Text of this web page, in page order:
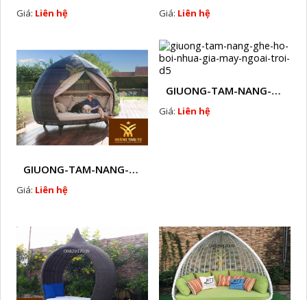
Giá: Liên hệ Giá: Liên hệ
GIUONG-TAM-NANG-GHE-HO-BOI-NHUA-GIA-MAY-NGOAI-TROI-D4
Giá: Liên hệ
GIUONG-TAM-NANG-GHE-HO-BOI-NHUA-GIA-MAY-NGOAI-TROI-D5
Giá: Liên hệ